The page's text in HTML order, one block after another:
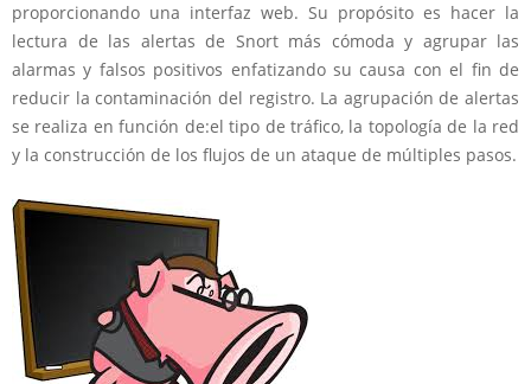
proporcionando una interfaz web. Su propósito es hacer la
lectura de las alertas de Snort más cómoda y agrupar las
alarmas y falsos positivos enfatizando su causa con el fin de
reducir la contaminación del registro. La agrupación de alertas
se realiza en función de:el tipo de tráfico, la topología de la red
y la construcción de los flujos de un ataque de múltiples pasos.